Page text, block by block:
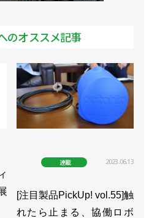
のオススメ記事
連載 2023.06.13
[注目製品PickUp! vol.55]触
れたら止まる、協働ロボ